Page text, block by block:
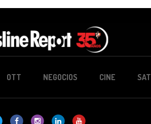
OTT NEGOCIOS CINE